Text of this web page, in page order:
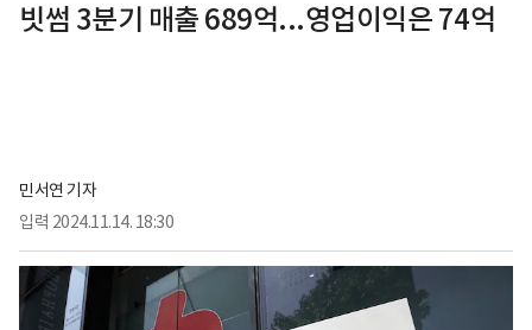
빗썸 3분기 매출 689억...영업이익은 74억
민서연 기자
입력 2024.11.14. 18:30